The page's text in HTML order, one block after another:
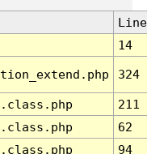
Line
14
324
211
62
94